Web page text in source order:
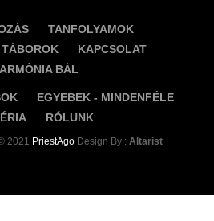
TANFOLYAMOK
TÁBOROK
KAPCSOLAT
BÁL
EGYEBEK - MINDENFÉLE
RÓLUNK
2021 PriestAgo Design By : Altarist